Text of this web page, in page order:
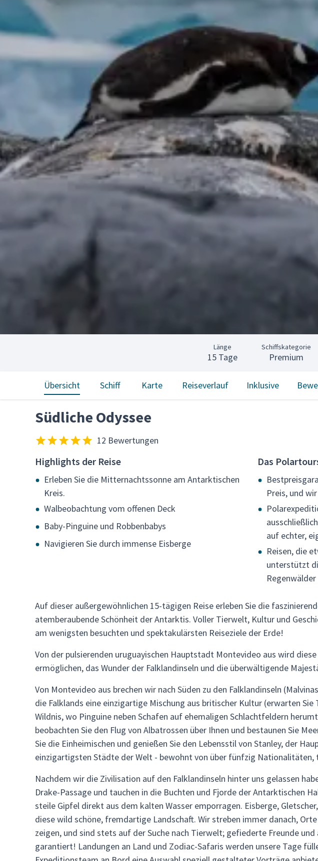
Länge
15 Tage
Schiffskategorie
Premium
Übersicht Schiff Karte Reiseverlauf Inklusive
Südliche Odyssee
12 Bewertungen
Highlights der Reise
Erleben Sie die Mitternachtssonne am Antarktischen
Kreis.
Walbeobachtung vom offenen Deck
Baby-Pinguine und Robbenbabys
Navigieren Sie durch immense Eisberge
Das
Preis, und
auf echter,
Reisen, die
unterstützt
Auf dieser außergewöhnlichen 15-tägigen Reise erleben Sie die
atemberaubende Schönheit der Antarktis. Voller Tierwelt, Kultur und
am wenigsten besuchten und spektakulärsten Reiseziele der Erde!
Von der pulsierenden uruguayischen Hauptstadt Montevideo aus wird
ermöglichen, das Wunder der Falklandinseln und die überwältigende
Von Montevideo aus brechen wir nach Süden zu den Falklandinseln
die Falklands eine einzigartige Mischung aus britischer Kultur (erwarten
Wildnis, wo Pinguine neben Schafen auf ehemaligen Schlachtfeldern
beobachten Sie den Flug von Albatrossen über Ihnen und bestaunen Sie
Sie die Einheimischen und genießen Sie den Lebensstil von Stanley, der
einzigartigsten Städte der Welt - bewohnt von über fünfzig Nationalitäten,
Nachdem wir die Zivilisation auf den Falklandinseln hinter uns gelassen
Drake-Passage und tauchen in die Buchten und Fjorde der Antarktischen
steile Gipfel direkt aus dem kalten Wasser emporragen. Eisberge,
diese wild schöne, fremdartige Landschaft. Wir streben immer danach,
zeigen, und sind stets auf der Suche nach Tierwelt; gefiederte Freunde
garantiert! Landungen an Land und Zodiac-Safaris werden unsere Tage